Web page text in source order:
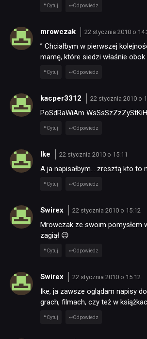
TECHNOLOGIE
DYSKUSJE
JUŻ GRALIŚMY
SKLEP
Cytuj Odpowiedz
mrowczak 22 stycznia 2010 o
” Chciałbym w pierwszej
mamę, które siedzi właśnie obok
Cytuj Odpowiedz
kacper3312 22 stycznia 2010 o
PoSdRaWiAm
Cytuj Odpowiedz
Ike 22 stycznia 2010 o 15:11
A ja napisałbym… zresztą kto to
Cytuj Odpowiedz
Swirex 22 stycznia 2010 o 15:12
Mrowczak ze swoim pomysłem
zagiął 😉
Cytuj Odpowiedz
Swirex 22 stycznia 2010 o 15:12
Ike, ja zawsze oglądam napisy
grach, filmach, czy też w
Cytuj Odpowiedz